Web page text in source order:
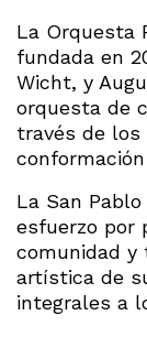
La Orquesta
fundada en
Wicht, y
orquesta de
través de los
La San
esfuerzo por
comunidad y
artística de
integrales a